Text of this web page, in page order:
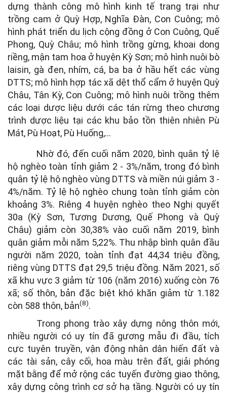
dựng thành công mô hình kinh tế trang trại như
trồng cam ở Quỳ Hợp, Nghĩa Đàn, Con Cuông; mô
hình phát triển du lịch cộng đồng ở Con Cuông, Quế
Phong, Quỳ Châu; mô hình trồng gừng, khoai dong
riềng, mận tam hoa ở huyện Kỳ Sơn; mô hình nuôi bò
laisin, gà đen, nhím, cá, ba ba ở hầu hết các vùng
DTTS; mô hình hợp tác xã dệt thổ cẩm ở huyện Quỳ
Châu, Tân Kỳ, Con Cuông; mô hình nuôi trồng thêm
các loại dược liệu dưới các tán rừng theo chương
trình dược liệu tại các khu bảo tồn thiên nhiên Pù
Mát, Pù Hoạt, Pù Huống,...
Nhờ đó, đến cuối năm 2020, bình quân tỷ lệ
hộ nghèo toàn tỉnh giảm 2 - 3%/năm, trong đó bình
quân tỷ lệ hộ nghèo vùng DTTS và miền núi giảm 3 -
4%/năm. Tỷ lệ hộ nghèo chung toàn tỉnh giảm còn
khoảng 3%. Riêng 4 huyện nghèo theo Nghị quyết
30a (Kỳ Sơn, Tương Dương, Quế Phong và Quỳ
Châu) giảm còn 30,38% vào cuối năm 2019, bình
quân giảm mỗi năm 5,22%. Thu nhập bình quân đầu
người năm 2020, toàn tỉnh đạt 44,34 triệu đồng,
riêng vùng DTTS đạt 29,5 triệu đồng. Năm 2021, số
xã khu vực 3 giảm từ 106 (năm 2016) xuống còn 76
xã; số thôn, bản đặc biệt khó khăn giảm từ 1.182
còn 588 thôn, bản(8).
Trong phong trào xây dựng nông thôn mới,
nhiều người có uy tín đã gương mẫu đi đầu, tích
cực tuyên truyền, vận động nhân dân hiến đất và
các tài sản, cây cối, hoa màu trên đất, giải phóng
mặt bằng để mở rộng các tuyến đường giao thông,
xây dựng công trình cơ sở hạ tầng. Người có uy tín